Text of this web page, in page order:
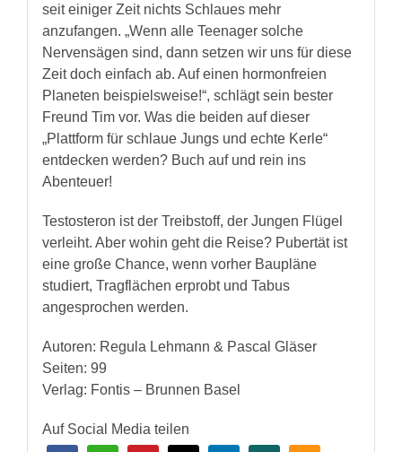
seit einiger Zeit nichts Schlaues mehr
anzufangen. „Wenn alle Teenager solche
Nervensägen sind, dann setzen wir uns für diese
Zeit doch einfach ab. Auf einen hormonfreien
Planeten beispielsweise!“, schlägt sein bester
Freund Tim vor. Was die beiden auf dieser
„Plattform für schlaue Jungs und echte Kerle“
entdecken werden? Buch auf und rein ins
Abenteuer!
Testosteron ist der Treibstoff, der Jungen Flügel
verleiht. Aber wohin geht die Reise? Pubertät ist
eine große Chance, wenn vorher Baupläne
studiert, Tragflächen erprobt und Tabus
angesprochen werden.
Autoren: Regula Lehmann & Pascal Gläser
Seiten: 99
Verlag: Fontis – Brunnen Basel
Auf Social Media teilen